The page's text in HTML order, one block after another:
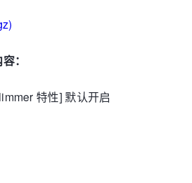
：
特性] 默认开启